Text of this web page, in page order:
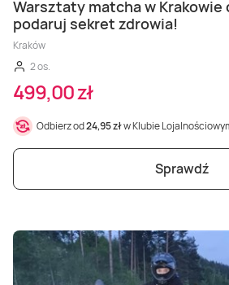
Warsztaty matcha w Krakowie
podaruj sekret zdrowia!
Kraków
2 os.
499,00 zł
Odbierz od24,95 złw Klubie
Sprawdź